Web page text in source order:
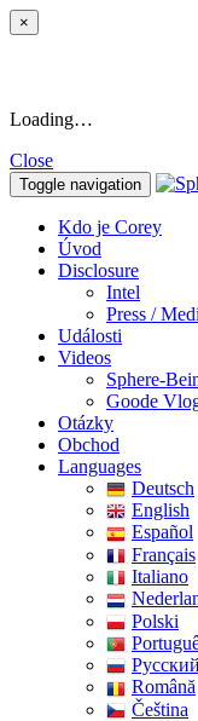
×
Loading…
Close
Toggle navigation
Kdo je Corey
Úvod
Disclosure
Intel
Press /
Události
Videos
Sphere-
Goode
Otázky
Obchod
Languages
Deutsch
English
Español
Français
Italiano
Polski
Pусский
Română
Čeština